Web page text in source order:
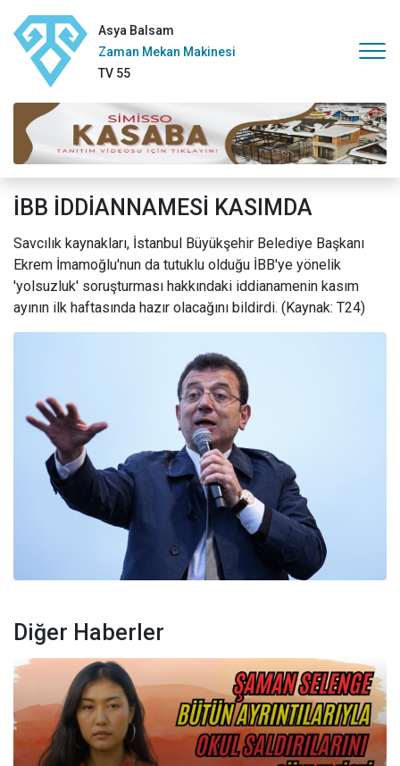
Asya Balsam
Zaman Mekan Makinesi
TV 55
İBB İDDİANNAMESİ KASIMDA
Savcılık kaynakları, İstanbul Büyükşehir Belediye Başkanı
Ekrem İmamoğlu'nun da tutuklu olduğu İBB'ye yönelik
'yolsuzluk' soruşturması hakkındaki iddianamenin kasım
ayının ilk haftasında hazır olacağını bildirdi. (Kaynak: T24)
Diğer Haberler